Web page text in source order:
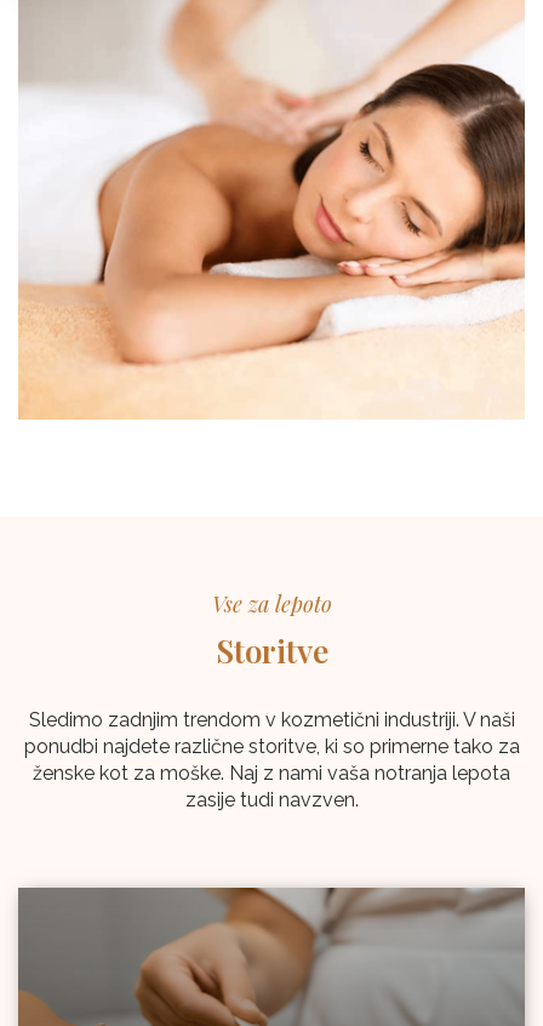
Vse za lepoto
Storitve
Sledimo zadnjim trendom v kozmetični industriji. V naši
ponudbi najdete različne storitve, ki so primerne tako za
ženske kot za moške. Naj z nami vaša notranja lepota
zasije tudi navzven.